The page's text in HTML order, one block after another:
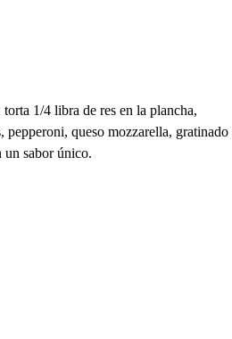
1/4 libra de res en la plancha,
pepperoni, queso mozzarella, gratinado
un sabor único.